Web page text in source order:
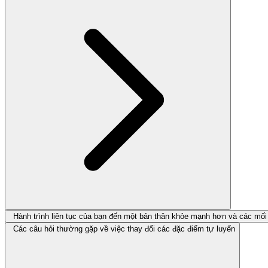
Hành trình liên tục của bạn đến một bản thân khỏe mạnh hơn và các
Các câu hỏi thường gặp về việc thay đổi các đặc điểm tự luyến